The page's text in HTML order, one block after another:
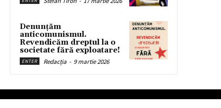
Denunțăm
anticomunismul.
Revendicăm dreptul la o
societate fără exploatare!
ENTER Redacția - 9 martie 2026